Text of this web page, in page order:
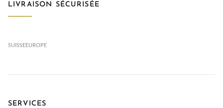
LIVRAISON SÉCURISÉE
SUISSEEUROPE
SERVICES